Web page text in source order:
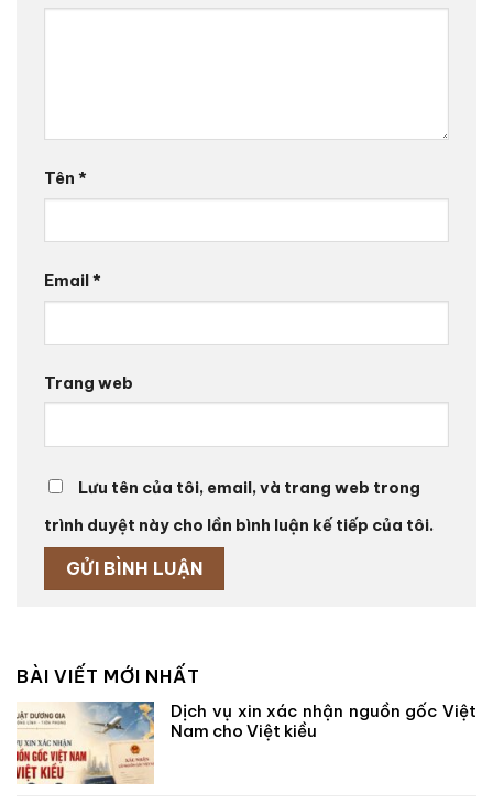
Tên *
Email*
Trang web
Lưu tên của tôi, email, và trang web trong
trình duyệt này cho lần bình luận kế tiếp của tôi.
BÀI VIẾT MỚI NHẤT
Dịch vụ xin xác nhận nguồn gốc Việt
Nam cho Việt kiều